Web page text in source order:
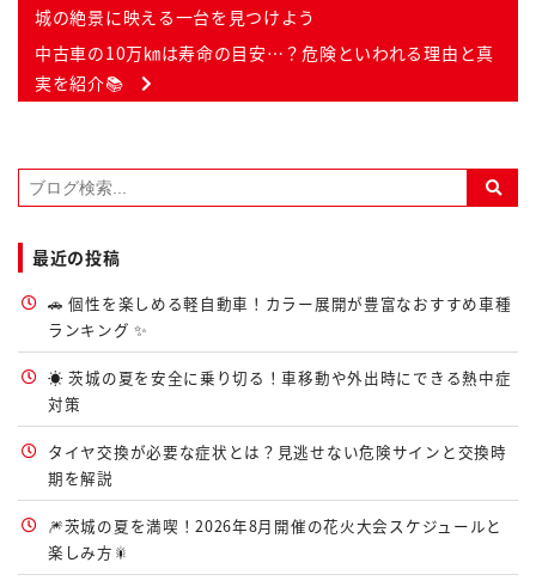
城の絶景に映える一台を見つけよう
中古車の10万㎞は寿命の目安…？危険といわれる理由と真
実を紹介📚
最近の投稿
🚗 個性を楽しめる軽自動車！カラー展開が豊富なおすすめ車種
ランキング ✨
☀️ 茨城の夏を安全に乗り切る！車移動や外出時にできる熱中症
対策
タイヤ交換が必要な症状とは？見逃せない危険サインと交換時
期を解説
🎆茨城の夏を満喫！2026年8月開催の花火大会スケジュールと
楽しみ方🎇